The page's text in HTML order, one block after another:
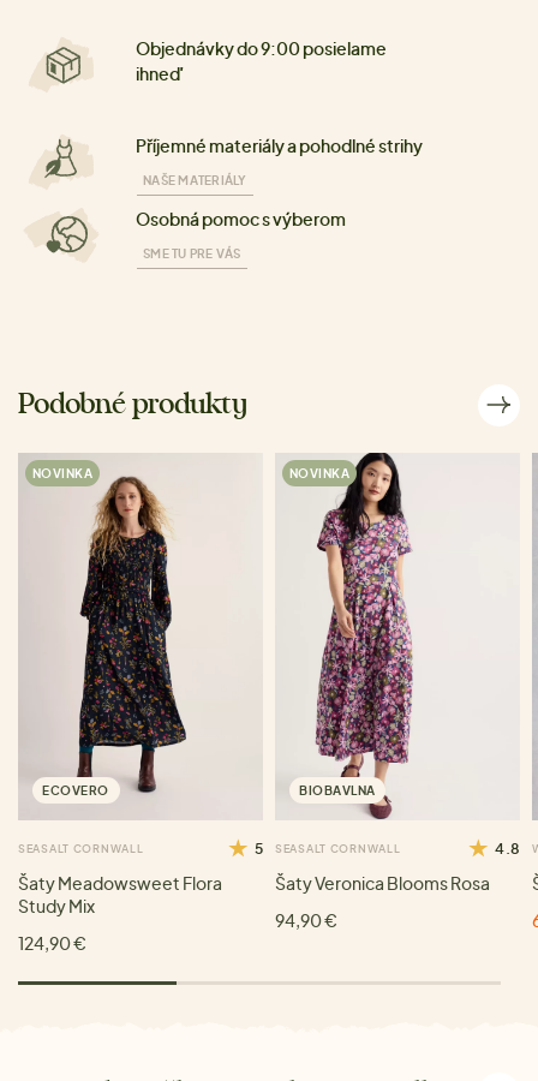
Objednávky do 9:00 posielame
ihneď
Příjemné materiály a pohodlné strihy
NAŠE MATERIÁLY
Osobná pomoc s výberom
SME TU PRE VÁS
Podobné produkty
NOVINKA
ECOVERO
SEASALT CORNWALL 5
Šaty Meadowsweet Flora
Study Mix
124,90 €
NOVINKA
BIOBAVLNA
SEASALT CORNWALL 4.8
Šaty Veronica Blooms Rosa
94,90 €